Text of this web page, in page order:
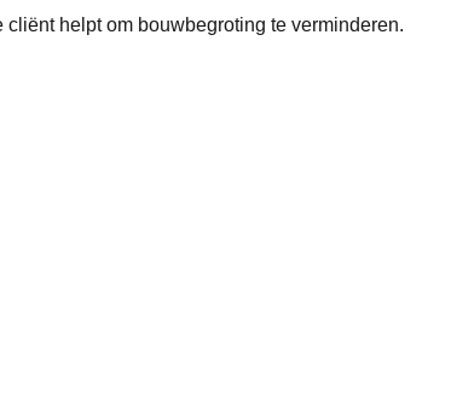
helpt om bouwbegroting te verminderen.